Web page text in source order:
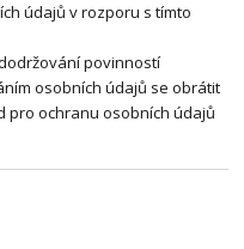
údajů v rozporu s tímto
povinností
osobních údajů se obrátit
pro ochranu osobních údajů